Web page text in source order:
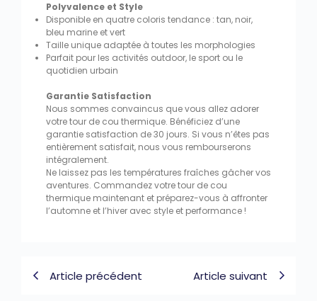
Polyvalence et Style
Disponible en quatre coloris tendance : tan, noir,
bleu marine et vert
Taille unique adaptée à toutes les morphologies
Parfait pour les activités outdoor, le sport ou le
quotidien urbain
Garantie Satisfaction
Nous sommes convaincus que vous allez adorer
votre tour de cou thermique. Bénéficiez d’une
garantie satisfaction de 30 jours. Si vous n’êtes pas
entièrement satisfait, nous vous rembourserons
intégralement.
Ne laissez pas les températures fraîches gâcher vos
aventures. Commandez votre tour de cou
thermique maintenant et préparez-vous à affronter
l’automne et l’hiver avec style et performance !
Article précédent Article suivant